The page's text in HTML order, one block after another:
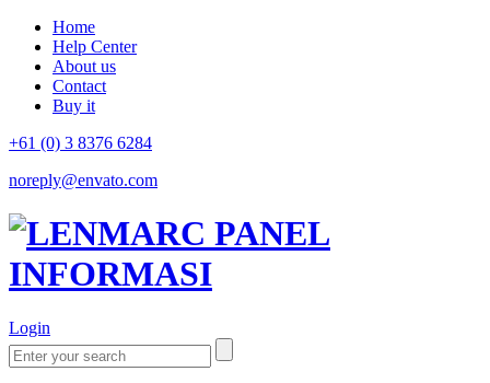
Home
Help Center
About us
Contact
Buy it
+61 (0) 3 8376 6284
noreply@envato.com
Login